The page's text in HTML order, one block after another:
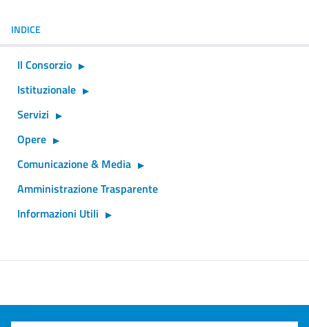
INDICE
Il Consorzio
Istituzionale
Servizi
Opere
Comunicazione & Media
Amministrazione Trasparente
Informazioni Utili